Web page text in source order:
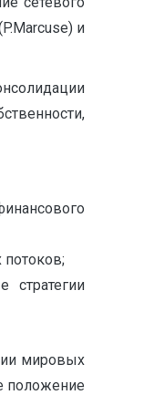
и
стратегии
мировых
положение